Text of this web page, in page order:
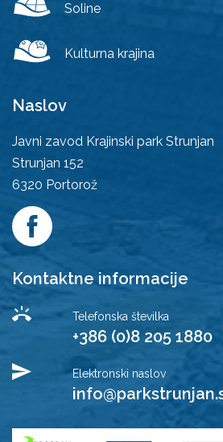
Soline
Kulturna krajina
Naslov
Javni zavod Krajinski park Strunjan
Strunjan 152
6320 Portorož
Kontaktne informacije
Telefonska številka
+386 (0)8 205 1880
Elektronski naslov